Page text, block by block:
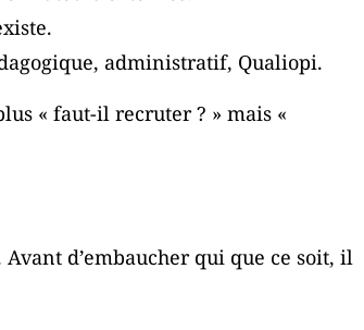
administratif, Qualiopi.
« faut-il recruter ? » mais «
d’embaucher qui que ce soit, il